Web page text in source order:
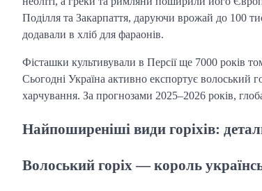
Поділля та Закарпаття, даруючи врожай до 100
додавали в хліб для фараонів.
Фісташки культивували в Персії ще 7000 років
Сьогодні Україна активно експортує волоський
харчування. За прогнозами 2025–2026 років,
Найпоширеніші види горіхів:
Волоський горіх — король